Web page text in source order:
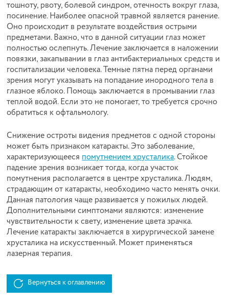
тошноту, рвоту, болевой синдром, отечность вокруг глаза,
посинение. Наиболее опасной травмой является ранение.
Оно происходит в результате воздействия острыми
предметами. Важно, что в данной ситуации глаз может
полностью ослепнуть. Лечение заключается в наложении
повязки, закапывании в глаз антибактериальных средств и
госпитализации человека. Темные пятна перед органами
зрения могут указывать на попадание инородного тела в
глазное яблоко. Помощь заключается в промывании глаз
теплой водой. Если это не помогает, то требуется срочно
обратиться к офтальмологу.
Снижение остроты видения предметов с одной стороны
может быть признаком катаракты. Это заболевание,
характеризующеесяпомутнением хрусталика. Стойкое
падение зрения возникает тогда, когда участок
помутнения располагается в центре хрусталика. Людям,
страдающим от катаракты, необходимо часто менять очки.
Данная патология чаще развивается у пожилых людей.
Дополнительными симптомами являются: изменение
чувствительности к свету, изменение цвета зрачка.
Лечение катаракты заключается в хирургической замене
хрусталика на искусственный. Может применяться
лазерная терапия.
Вернуться к оглавлению